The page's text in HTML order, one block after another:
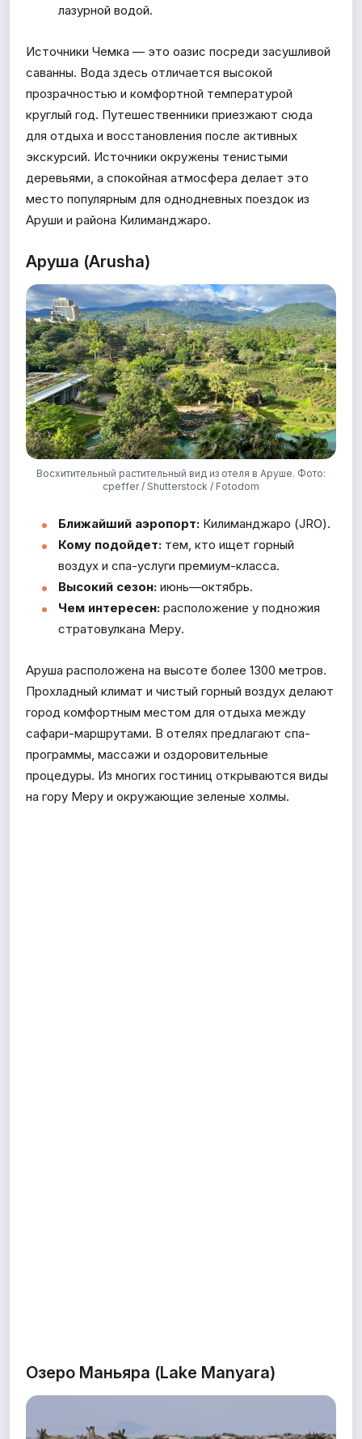
лазурной водой.
Источники Чемка — это оазис посреди засушливой
саванны. Вода здесь отличается высокой
прозрачностью и комфортной температурой
круглый год. Путешественники приезжают сюда
для отдыха и восстановления после активных
экскурсий. Источники окружены тенистыми
деревьями, а спокойная атмосфера делает это
место популярным для однодневных поездок из
Аруши и района Килиманджаро.
Аруша (Arusha)
Восхитительный растительный вид из отеля в Аруше. Фото:
cpeffer / Shutterstock / Fotodom
Ближайший аэропорт: Килиманджаро (JRO).
Кому подойдет: тем, кто ищет горный
воздух и спа-услуги премиум-класса.
Высокий сезон: июнь—октябрь.
Чем интересен: расположение у подножия
стратовулкана Меру.
Аруша расположена на высоте более 1300 метров.
Прохладный климат и чистый горный воздух делают
город комфортным местом для отдыха между
сафари-маршрутами. В отелях предлагают спа-
программы, массажи и оздоровительные
процедуры. Из многих гостиниц открываются виды
на гору Меру и окружающие зеленые холмы.
Озеро Маньяра (Lake Manyara)